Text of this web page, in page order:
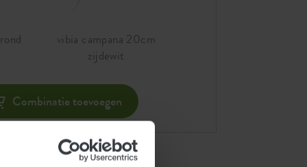
vibia campana 20cm
zijdewit
Combinatie toevoegen